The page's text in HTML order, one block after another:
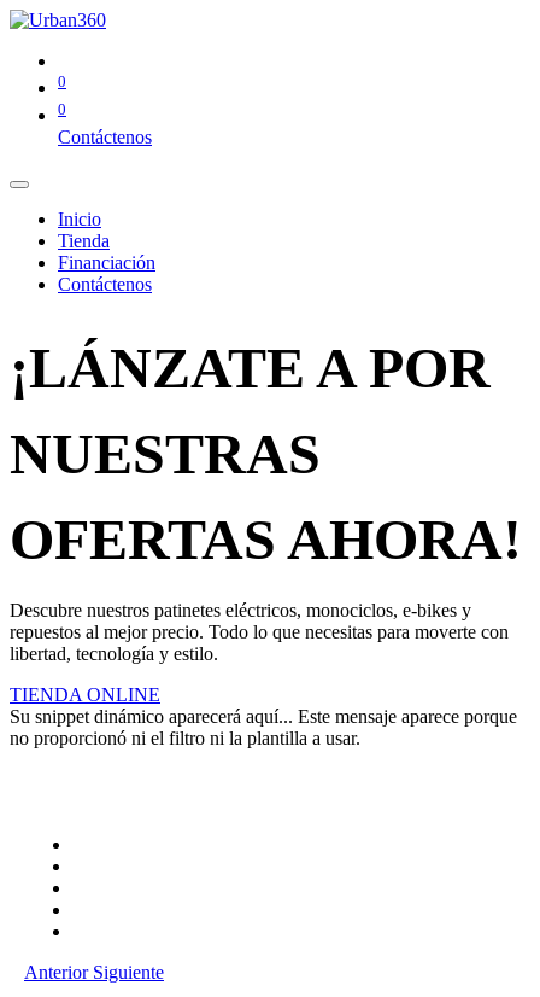
0
0
Contáctenos
Inicio
Tienda
Financiación
Contáctenos
¡LÁNZATE A POR
NUESTRAS
OFERTAS AHORA!
Descubre nuestros patinetes eléctricos, monociclos, e-bikes y
repuestos al mejor precio. Todo lo que necesitas para moverte con
libertad, tecnología y estilo.
TIENDA ONLINE
Su snippet dinámico aparecerá aquí... Este mensaje aparece porque
no proporcionó ni el filtro ni la plantilla a usar.
Anterior Siguiente